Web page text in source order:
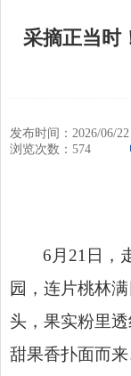
采摘正当时
发布时间：2026/06/
浏览次数： 574
6月21日，
园，连片桃林
头，果实粉里
甜果香扑面而